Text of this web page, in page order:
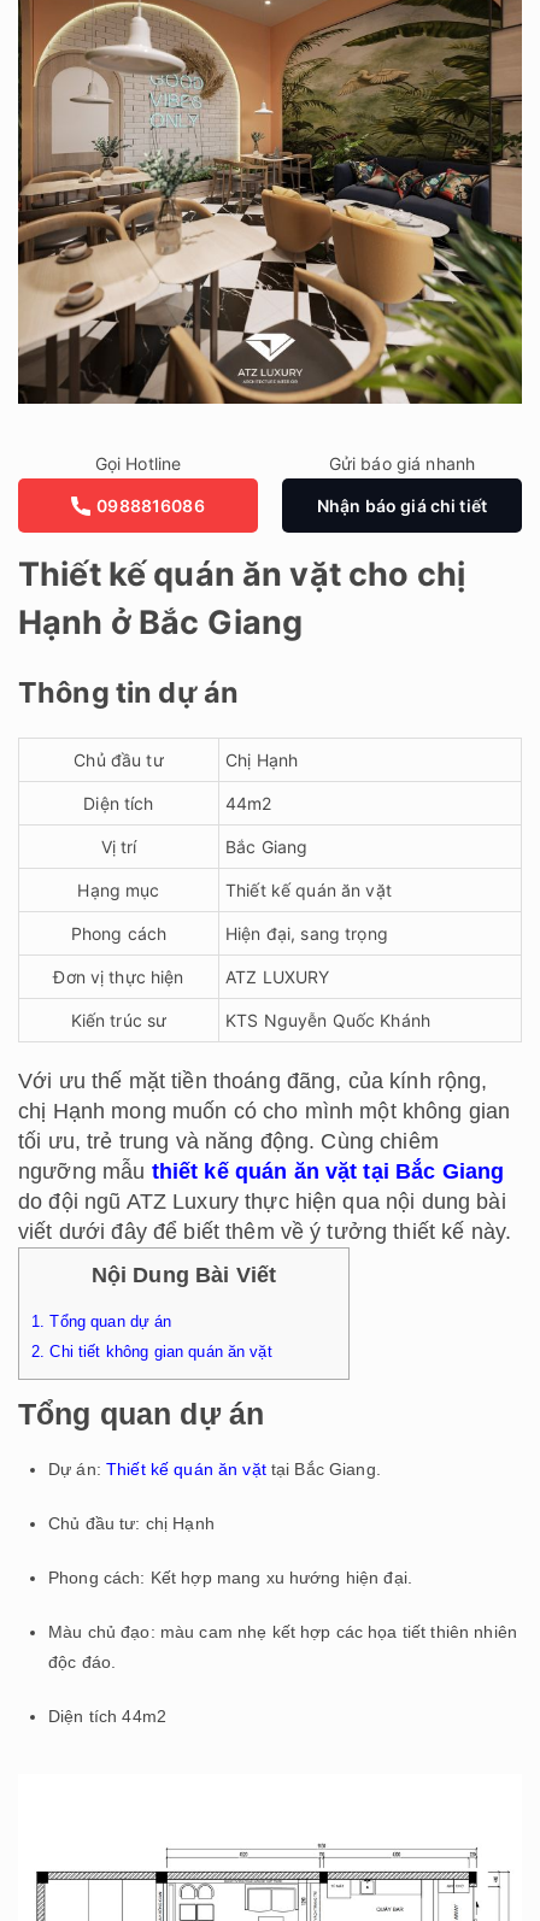
Thiết kế quán ăn vặt cho chị
Hạnh ở Bắc Giang
Thông tin dự án
Chủ đầu tư Chị Hạnh
Diện tích 44m2
Vị trí Bắc Giang
Hạng mục Thiết kế quán ăn vặt
Phong cách Hiện đại, sang trọng
Đơn vị thực hiện ATZ LUXURY
Kiến trúc sư KTS Nguyễn Quốc Khánh
Gọi Hotline
0988816086
Gửi báo giá nhanh
Nhận báo giá chi tiết
Với ưu thế mặt tiền thoáng đãng, của kính rộng,
chị Hạnh mong muốn có cho mình một không gian
tối ưu, trẻ trung và năng động. Cùng chiêm
ngưỡng mẫu thiết kế quán ăn vặt tại Bắc Giang
do đội ngũ ATZ Luxury thực hiện qua nội dung bài
viết dưới đây để biết thêm về ý tưởng thiết kế này.
Nội Dung Bài Viết
1. Tổng quan dự án
2. Chi tiết không gian quán ăn vặt
Tổng quan dự án
Dự án: Thiết kế quán ăn vặttại Bắc Giang.
Chủ đầu tư: chị Hạnh
Phong cách: Kết hợp mang xu hướng hiện đại.
Màu chủ đạo: màu cam nhẹ kết hợp các họa tiết thiên nhiên
độc đáo.
Diện tích 44m2